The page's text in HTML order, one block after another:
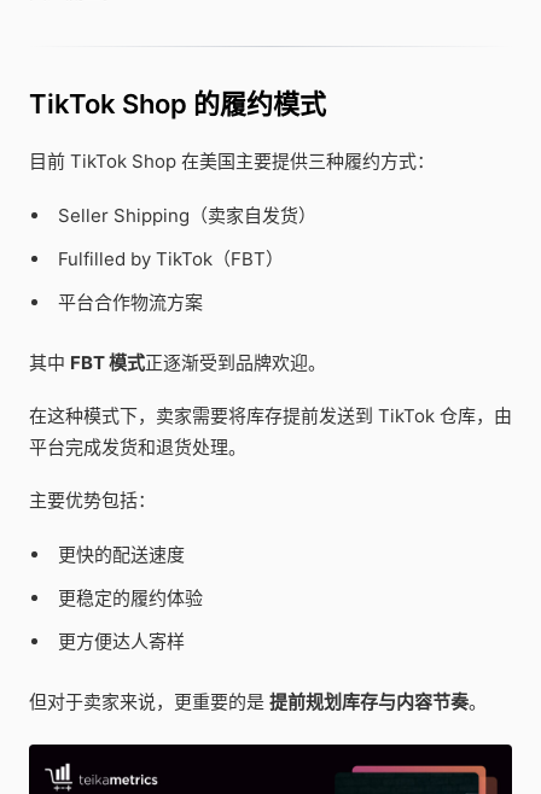
TikTok Shop 的履约模式
目前 TikTok Shop 在美国主要提供三种履约方式：
Seller Shipping（卖家自发货）
Fulfilled by TikTok（FBT）
平台合作物流方案
其中 FBT 模式正逐渐受到品牌欢迎。
在这种模式下，卖家需要将库存提前发送到 TikTok 仓库，由
平台完成发货和退货处理。
主要优势包括：
更快的配送速度
更稳定的履约体验
更方便达人寄样
但对于卖家来说，更重要的是 提前规划库存与内容节奏。